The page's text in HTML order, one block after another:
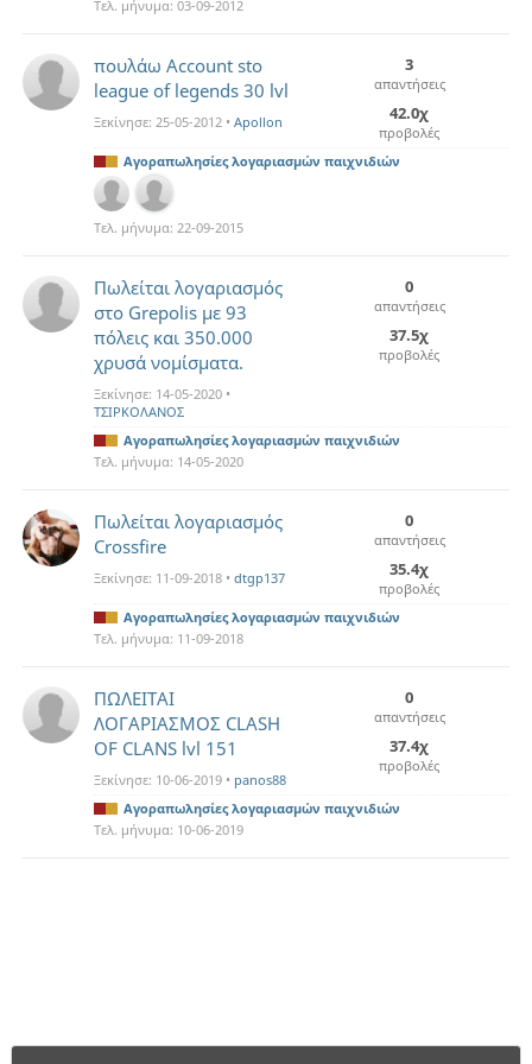
Τελ. μήνυμα: 03-09-2012
πουλάω Account sto
league of legends 30 lvl
Ξεκίνησε: 25-05-2012 • Apollon
3
απαντήσεις
42.0χ
προβολές
Αγοραπωλησίες λογαριασμών παιχνιδιών
Τελ. μήνυμα: 22-09-2015
Πωλείται λογαριασμός
στο Grepolis με 93
πόλεις και 350.000
χρυσά νομίσματα.
Ξεκίνησε: 14-05-2020 •
ΤΣΙΡΚΟΛΑΝΟΣ
0
απαντήσεις
37.5χ
προβολές
Αγοραπωλησίες λογαριασμών παιχνιδιών
Τελ. μήνυμα: 14-05-2020
Πωλείται λογαριασμός
Crossfire
Ξεκίνησε: 11-09-2018 • dtgp137
0
απαντήσεις
35.4χ
προβολές
Αγοραπωλησίες λογαριασμών παιχνιδιών
Τελ. μήνυμα: 11-09-2018
ΠΩΛΕΙΤΑΙ
ΛΟΓΑΡΙΑΣΜΟΣ CLASH
OF CLANS lvl 151
Ξεκίνησε: 10-06-2019 • panos88
0
απαντήσεις
37.4χ
προβολές
Αγοραπωλησίες λογαριασμών παιχνιδιών
Τελ. μήνυμα: 10-06-2019